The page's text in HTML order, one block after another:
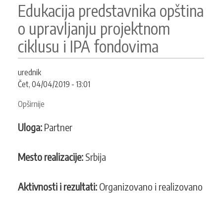
Edukacija predstavnika opština
o upravljanju projektnom
ciklusu i IPA fondovima
urednik
Čet, 04/04/2019 - 13:01
Opširnije
predstavnika
upravljanju
ciklusu
Uloga: Partner
Mesto realizacije: Srbija
Aktivnosti i rezultati: Organizovano i realizovano